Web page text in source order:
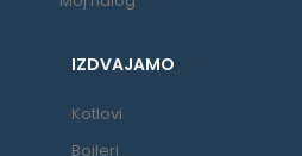
IZDVAJAMO
Kotlovi
Bojleri